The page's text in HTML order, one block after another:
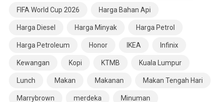
FIFA World Cup 2026 Harga Bahan Api
Harga Diesel Harga Minyak Harga Petrol
Harga Petroleum Honor IKEA Infinix
Kewangan Kopi KTMB Kuala Lumpur
Lunch Makan Makanan Makan Tengah Hari
Marrybrown merdeka Minuman